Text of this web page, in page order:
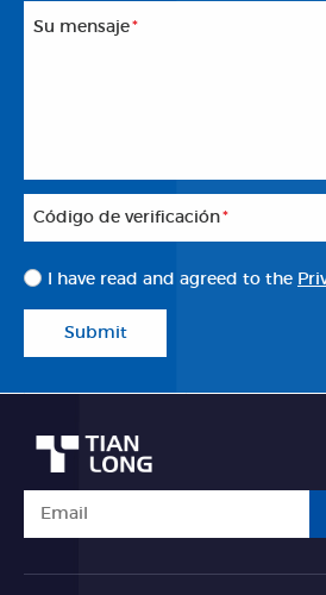
Su mensaje*
Código de verificación*
I have read and agreed to the
Submit